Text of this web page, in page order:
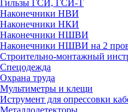
Гильзы ГСИ, ГСИ-Т
Наконечники НВИ
Наконечники НКИ
Наконечники НШВИ
Наконечники НШВИ на 2
Строительно-монтажный
Спецодежда
Охрана труда
Мультиметры и клещи
Иструмент для опрессовки
Металлодетекторы